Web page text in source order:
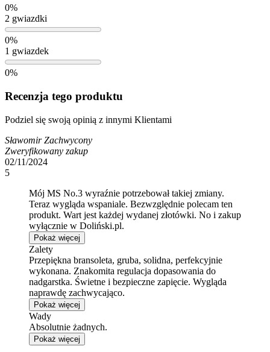
0%
2 gwiazdki
0%
1 gwiazdek
0%
Recenzja tego produktu
Podziel się swoją opinią z innymi Klientami
Sławomir Zachwycony
Zweryfikowany zakup
02/11/2024
5
Mój MS No.3 wyraźnie potrzebował takiej zmiany.
Teraz wygląda wspaniale. Bezwzględnie polecam ten
produkt. Wart jest każdej wydanej złotówki. No i zakup
wyłącznie w Doliński.pl.
Pokaż więcej
Zalety
Przepiękna bransoleta, gruba, solidna, perfekcyjnie
wykonana. Znakomita regulacja dopasowania do
nadgarstka. Świetne i bezpieczne zapięcie. Wygląda
naprawdę zachwycająco.
Pokaż więcej
Wady
Absolutnie żadnych.
Pokaż więcej